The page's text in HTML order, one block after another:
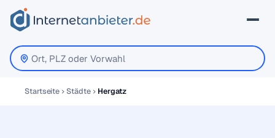
Startseite Städte Hergatz